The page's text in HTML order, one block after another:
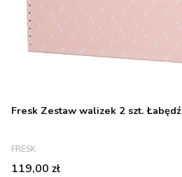
Fresk Zestaw walizek 2 szt. Łabędź
PRODUCENT
FRESK
Cena
119,00 zł